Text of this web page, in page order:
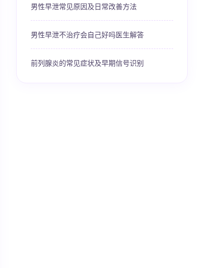
男性早泄常见原因及日常改善方法
男性早泄不治疗会自己好吗医生解答
前列腺炎的常见症状及早期信号识别